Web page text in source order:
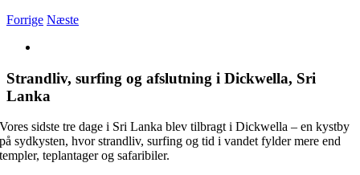
Forrige Næste
billede
Strandliv, surfing og afslutning i Dickwella, Sri
Lanka
Vores sidste tre dage i Sri Lanka blev tilbragt i Dickwella – en kystby
på sydkysten, hvor strandliv, surfing og tid i vandet fylder mere end
templer, teplantager og safaribiler.